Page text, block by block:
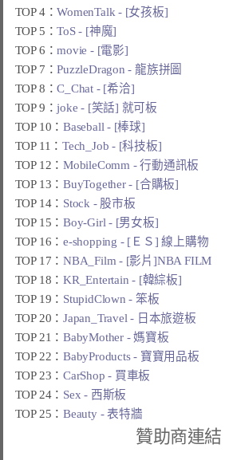
TOP 4：WomenTalk - [女孩板]
TOP 5：ToS - [神魔]
TOP 6：movie - [電影]
TOP 7：PuzzleDragon - 龍族拼圖
TOP 8：C_Chat - [希洽]
TOP 9：joke - [笑話] 就可板
TOP 10：Baseball - [棒球]
TOP 11：Tech_Job - [科技板]
TOP 12：MobileComm - 行動通訊板
TOP 13：BuyTogether - [合購板]
TOP 14： Stock - 股市板
TOP 15：Boy-Girl - [男女板]
TOP 16：e-shopping - [ＥＳ] 線上購物
TOP 17：NBA_Film - [影片]NBA FILM
TOP 18：KR_Entertain - [韓綜板]
TOP 19： StupidClown - 笨板
TOP 20：Japan_Travel - 日本旅遊板
TOP 21：BabyMother - 媽寶板
TOP 22：BabyProducts - 寶寶用品板
TOP 23：CarShop - 買車板
TOP 24： Sex - 西斯板
TOP 25：Beauty - 表特牆
贊助商連結